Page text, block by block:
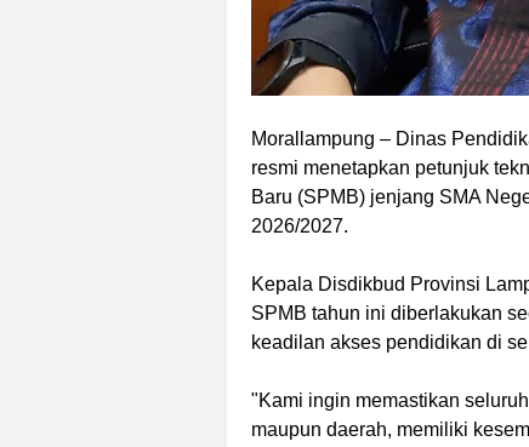
Morallampung – Dinas
resmi menetapkan petunjuk
Baru (SPMB) jenjang SMA
2026/2027.
Kepala Disdikbud Provinsi
SPMB tahun ini diberlakukan
keadilan akses pendidikan di
"Kami ingin memastikan
maupun daerah, memiliki